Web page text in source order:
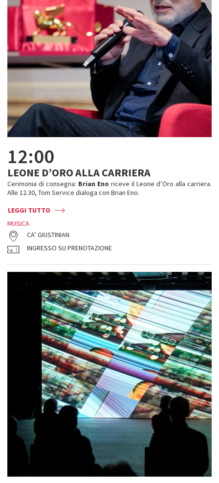
12:00
LEONE D’ORO ALLA CARRIERA
Cerimonia di consegna: Brian Eno riceve il Leone d’Oro alla carriera.
Alle 12.30, Tom Service dialoga con Brian Eno.
LEGGI TUTTO
MUSICA
CA’ GIUSTINIAN
INGRESSO SU PRENOTAZIONE